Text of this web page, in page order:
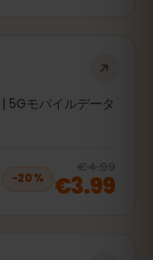
5Gモバイルデータ
−20%
€4.99
€3.99